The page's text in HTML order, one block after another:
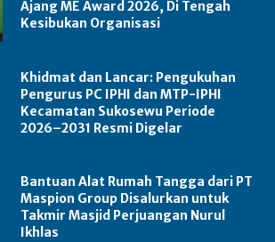
Ajang ME Award 2026, Di Tengah
Kesibukan Organisasi
Khidmat dan Lancar: Pengukuhan
Pengurus PC IPHI dan MTP-IPHI
Kecamatan Sukosewu Periode
2026–2031 Resmi Digelar
Bantuan Alat Rumah Tangga dari PT
Maspion Group Disalurkan untuk
Takmir Masjid Perjuangan Nurul
Ikhlas